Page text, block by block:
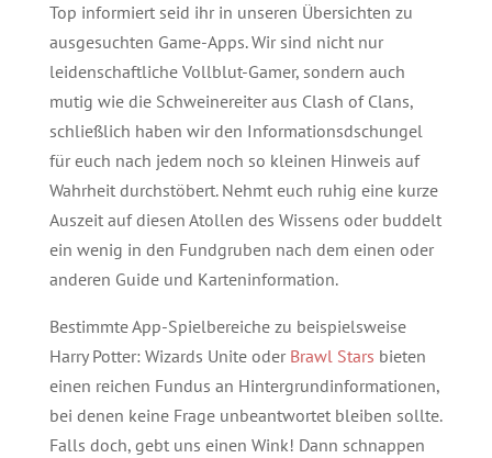
Top informiert seid ihr in unseren Übersichten zu
ausgesuchten Game-Apps. Wir sind nicht nur
leidenschaftliche Vollblut-Gamer, sondern auch
mutig wie die Schweinereiter aus Clash of Clans,
schließlich haben wir den Informationsdschungel
für euch nach jedem noch so kleinen Hinweis auf
Wahrheit durchstöbert. Nehmt euch ruhig eine kurze
Auszeit auf diesen Atollen des Wissens oder buddelt
ein wenig in den Fundgruben nach dem einen oder
anderen Guide und Karteninformation.
Bestimmte App-Spielbereiche zu beispielsweise
Harry Potter: Wizards Unite oder Brawl Stars bieten
einen reichen Fundus an Hintergrundinformationen,
bei denen keine Frage unbeantwortet bleiben sollte.
Falls doch, gebt uns einen Wink! Dann schnappen